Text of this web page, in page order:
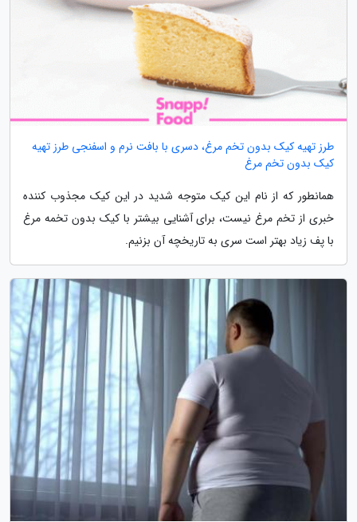
طرز تهیه کیک بدون تخم مرغ، دسری با بافت نرم و اسفنجی طرز تهیه
کیک بدون تخم مرغ
همانطور که از نام این کیک متوجه شدید در این کیک مجذوب کننده
خبری از تخم مرغ نیست، برای آشنایی بیشتر با کیک بدون تخمه مرغ
با پف زیاد بهتر است سری به تاریخچه آن بزنیم.